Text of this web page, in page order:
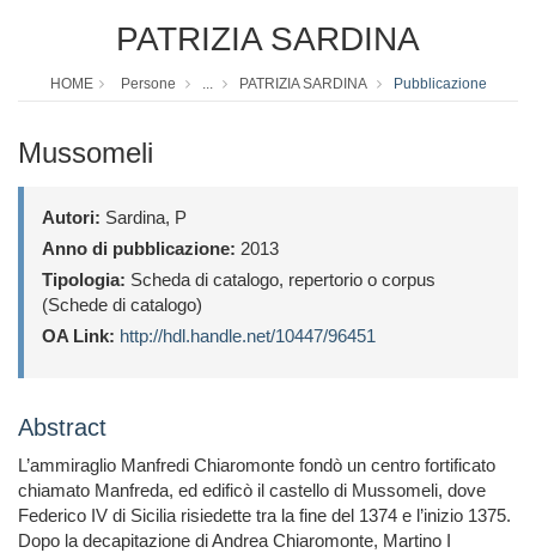
PATRIZIA SARDINA
HOME Persone ... PATRIZIA SARDINA Pubblicazione
Mussomeli
Autori: Sardina, P
Anno di pubblicazione: 2013
Tipologia: Scheda di catalogo, repertorio o corpus
(Schede di catalogo)
OA Link: http://hdl.handle.net/10447/96451
Abstract
L’ammiraglio Manfredi Chiaromonte fondò un centro fortificato
chiamato Manfreda, ed edificò il castello di Mussomeli, dove
Federico IV di Sicilia risiedette tra la fine del 1374 e l’inizio 1375.
Dopo la decapitazione di Andrea Chiaromonte, Martino I